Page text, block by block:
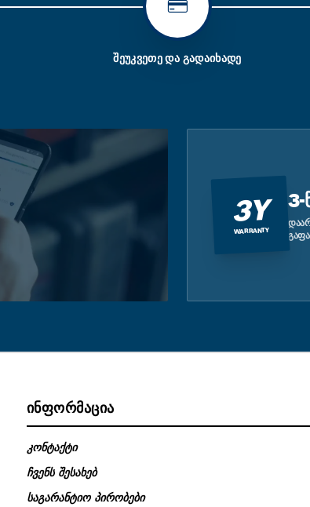
ᲨᲔᲣᲙᲕᲔᲗᲔ ᲓᲐ ᲒᲐᲓᲐᲘᲮᲐᲓᲔ
3Y
WARRANTY
3-
ᲘᲜᲤᲝᲠᲛᲐᲪᲘᲐ
კონტაქტი
ჩვენს შესახებ
საგარანტიო პირობები